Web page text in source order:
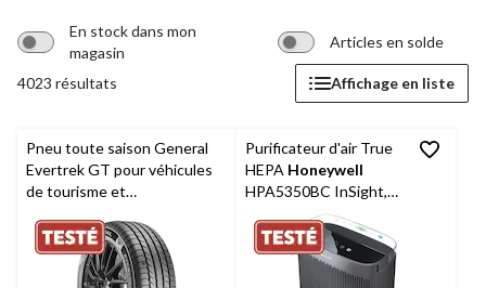
En stock dans mon
magasin
Articles en solde
4023 résultats Affichage en liste
Pneu toute saison General
Evertrek GT pour véhicules
de tourisme et
Purificateur d'air True
HEPA Honeywell
HPA5350BC InSight,
élimine les allergènes
et les odeurs, noir, très
grande pièce